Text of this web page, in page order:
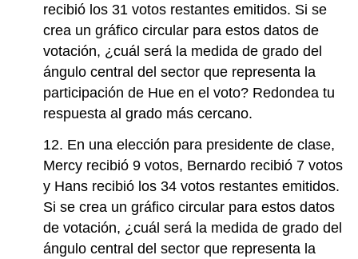
recibió los 31 votos restantes emitidos. Si se
crea un gráfico circular para estos datos de
votación, ¿cuál será la medida de grado del
ángulo central del sector que representa la
participación de Hue en el voto? Redondea tu
respuesta al grado más cercano.
12. En una elección para presidente de clase,
Mercy recibió 9 votos, Bernardo recibió 7 votos
y Hans recibió los 34 votos restantes emitidos.
Si se crea un gráfico circular para estos datos
de votación, ¿cuál será la medida de grado del
ángulo central del sector que representa la